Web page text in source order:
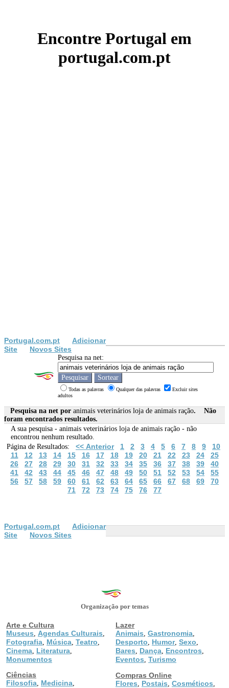
Encontre Portugal em
portugal.com.pt
Portugal.com.pt
Adicionar
Site
Novos Sites
Pesquisa na net:
Todas as palavras Qualquer das palavras
Excluir sites
adultos
Pesquisa na net por animais veterinários loja de animais ração. Não
foram encontrados resultados.
A sua pesquisa - animais veterinários loja de animais ração - não
encontrou nenhum resultado.
Página de Resultados: << Anterior 1 2 3 4 5 6 7 8 9
10
11
12 13 14 15 16 17 18 19 20 21 22 23 24
25
26
27 28 29 30 31 32 33 34 35 36 37 38 39
40
41
42 43 44 45 46 47 48 49 50 51 52 53 54
55
56
57 58 59 60 61 62 63 64 65 66 67 68 69
70
71
72 73 74 75 76 77
Portugal.com.pt
Adicionar
Site
Novos Sites
Organização por temas
Arte e Cultura
Museus
Agendas Culturais
Fotografia Música Teatro
Cinema Literatura
Monumentos
Ciências
Filosofia Medicina
Lazer
Animais Gastronomia
Desporto Humor, Sexo
Bares Dança Encontros
Eventos Turismo
Compras Online
Flores
Postais Cosméticos